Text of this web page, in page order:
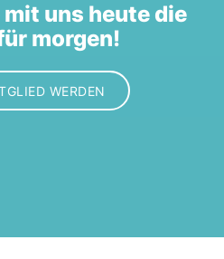
uns heute die
morgen!
WERDEN